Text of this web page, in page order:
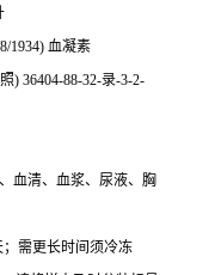
1934) 血凝素
) 36404-88-32-录-3-2-
血清、血浆、尿液、胸
；需更长时间须冷冻